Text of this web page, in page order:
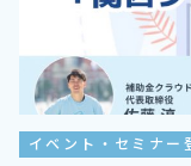
イベント・セミナー